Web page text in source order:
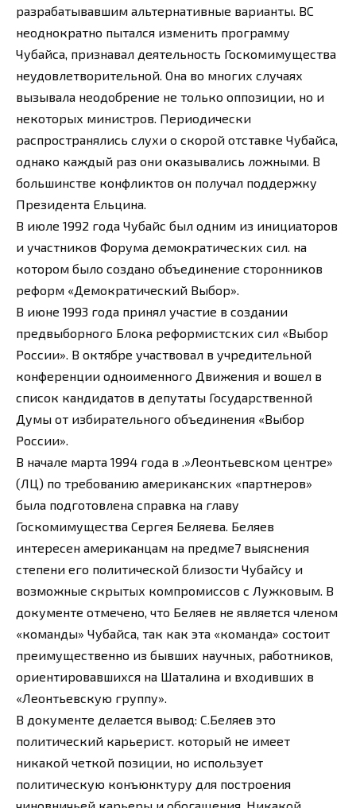
разрабатывавшим альтернативные варианты. ВС
неоднократно пытался изменить программу
Чубайса, признавал деятельность Госкомимущества
неудовлетворительной. Она во многих случаях
вызывала неодобрение не только оппозиции, но и
некоторых министров. Периодически
распространялись слухи о скорой отставке Чубайса,
однако каждый раз они оказывались ложными. В
большинстве конфликтов он получал поддержку
Президента Ельцина.
В июле 1992 года Чубайс был одним из инициаторов
и участников Форума демократических сил. на
котором было создано объединение сторонников
реформ «Демократический Выбор».
В июне 1993 года принял участие в создании
предвыборного Блока реформистских сил «Выбор
России». В октябре участвовал в учредительной
конференции одноименного Движения и вошел в
список кандидатов в депутаты Государственной
Думы от избирательного объединения «Выбор
России».
В начале марта 1994 года в .»Леонтьевском центре»
(ЛЦ) по требованию американских «партнеров»
была подготовлена справка на главу
Госкомимущества Сергея Беляева. Беляев
интересен американцам на предме7 выяснения
степени его политической близости Чубайсу и
возможные скрытых компромиссов с Лужковым. В
документе отмечено, что Беляев не является членом
«команды» Чубайса, так как эта «команда» состоит
преимущественно из бывших научных, работников,
ориентировавшихся на Шаталина и входивших в
«Леонтьевскую группу».
В документе делается вывод: С.Беляев это
политический карьерист. который не имеет
никакой четкой позиции, но использует
политическую конъюнктуру для построения